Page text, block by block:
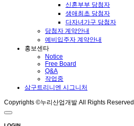
신혼부부 당첨자
생애최초 당첨자
다자녀가구 당첨자
당첨자 계약안내
예비입주자 계약안내
홍보센타
Notice
Free Board
Q&A
작업중
삼구트리니엔 시그니처
Copyrights ©누리산업개발 All Rights Reserved